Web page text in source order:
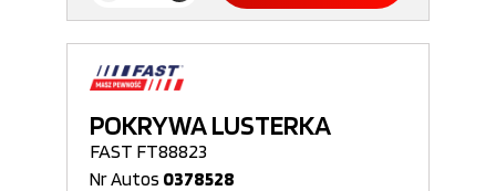
POKRYWA LUSTERKA
FAST FT88823
Nr Autos 0378528